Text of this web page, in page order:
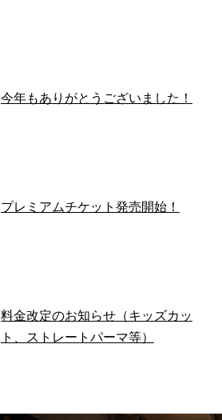
今年もありがとうございました！
プレミアムチケット発売開始！
料金改定のお知らせ（キッズカッ
ト、ストレートパーマ等）